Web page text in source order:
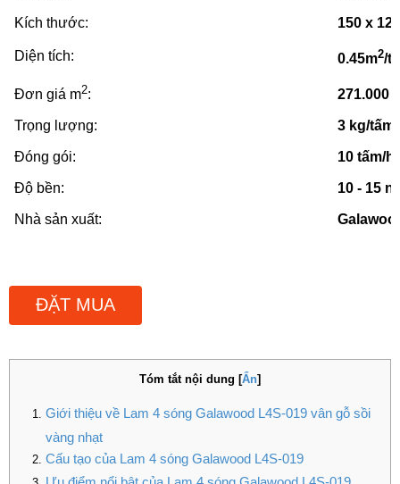
Kích thước: 150 x 12
Diện tích: 0.45m2/
Đơn giá m2: 271.000
Trọng lượng: 3 kg/tấm
Đóng gói: 10 tấm/
Độ bền: 10 - 15
Nhà sản xuất:
ĐẶT MUA
Tóm tắt nội dung [Ẩn]
Giới thiệu về Lam 4 sóng Galawood L4S-019 vân gỗ sồi
vàng nhạt
Cấu tạo của Lam 4 sóng Galawood L4S-019